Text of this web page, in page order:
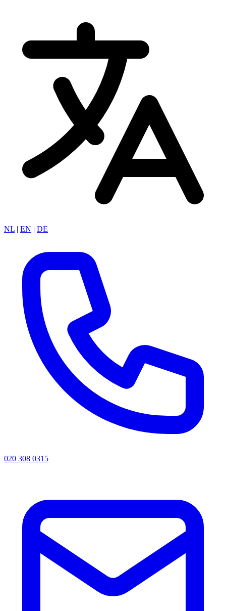
NL | EN | DE
020 308 0315